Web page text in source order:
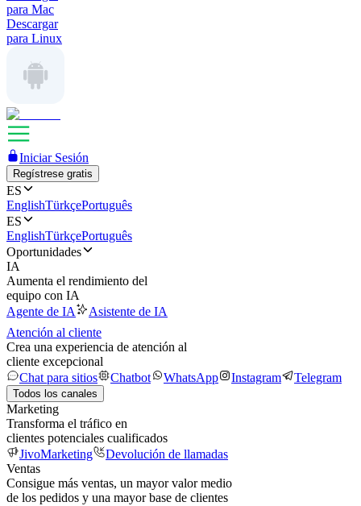
para Mac
Descargar
para Linux
Iniciar Sesión
Regístrese gratis
ES
EnglishTürkçePortuguês
ES
EnglishTürkçePortuguês
Oportunidades
IA
Aumenta el rendimiento del
equipo con IA
Agente de IA
Asistente de IA
Atención al cliente
Crea una experiencia de atención al
cliente excepcional
Chat para sitios
Chatbot WhatsApp Instagram Telegram
Todos los canales
Marketing
Transforma el tráfico en
clientes potenciales cualificados
JivoMarketing
Devolución de llamadas
Ventas
Consigue más ventas, un mayor valor medio
de los pedidos y una mayor base de clientes